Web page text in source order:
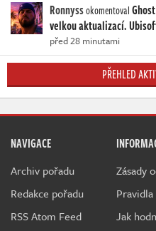
Ronnyssokomentoval
velkou aktualizací.
před 28 minutami
PŘEHLED
NAVIGACE
Archiv pořadu
Redakce pořadu
RSS Atom Feed
Zásady
Jak